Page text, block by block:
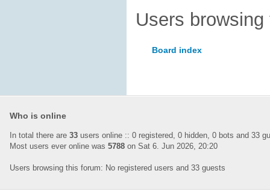
Users
Board index
Who is online
In total there are 33 users online :: 0 registered, 0 hidden, 0 bots and 33
Most users ever online was 5788 on Sat 6. Jun 2026, 20:20
Users browsing this forum: No registered users and 33 guests